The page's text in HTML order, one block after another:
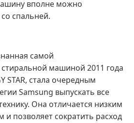
вполне можно
спальней.
самой
машиной 2011 года
STAR, стала очередным
Samsung выпускать все
Она отличается низким
и позволяет сократить расход